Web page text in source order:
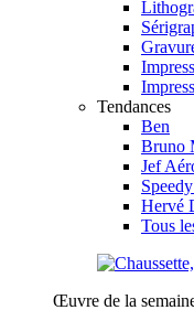
Tendances
Ben
Bruno
Jef
Hervé
Tous
Œuvre de la